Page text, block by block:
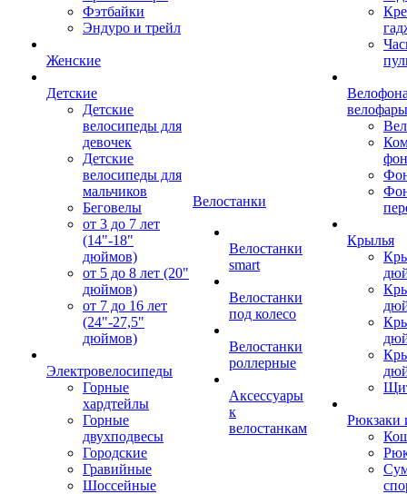
Фэтбайки
Эндуро и трейл
Женские
Детские
Детские
велосипеды для
девочек
Детские
велосипеды для
мальчиков
Беговелы
от 3 до 7 лет
(14"-18"
дюймов)
от 5 до 8 лет (20"
дюймов)
от 7 до 16 лет
(24"-27,5"
дюймов)
Электровелосипеды
Горные
хардтейлы
Горные
двухподвесы
Городские
Гравийные
Шоссейные
Велостанки
Велостанки
smart
Велостанки
под колесо
Велостанки
роллерные
Аксессуары
к
велостанкам
велофары
Крылья
Рюкзаки